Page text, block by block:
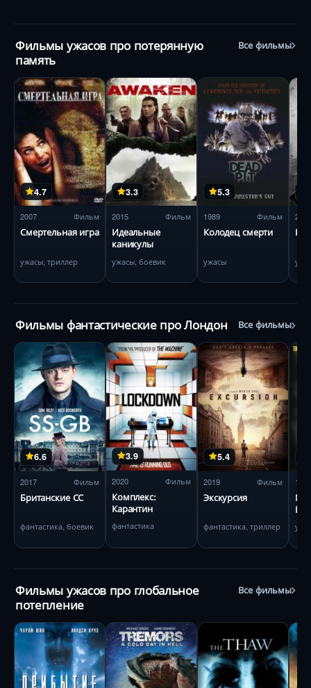
Фильмы ужасов про потерянную
память
Все фильмы
4.7
2007 Фильм
Смертельная игра
ужасы, триллер
3.3
2015 Фильм
Идеальные
каникулы
ужасы, боевик
5.3
1989 Фильм
Колодец смерти
ужасы
2013
Фильмы фантастические про Лондон Все фильмы
6.6
2017 Фильм
Британские СС
фантастика, боевик
3.9
2020 Фильм
Комплекс:
Карантин
фантастика
5.4
2019 Фильм
Экскурсия
фантастика, триллер
1998
Фильмы ужасов про глобальное
потепление
Все фильмы